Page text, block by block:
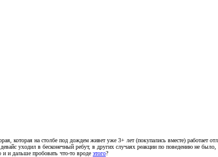
которая на столбе под дождем живет уже 3+ лет (покупались вместе) работает
уходил в бесконечный ребут, в других случаях реакции по поведению не
и и дальше пробовать что-то вроде этого?